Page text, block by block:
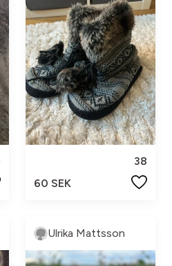
38
60 SEK
Ulrika Mattsson